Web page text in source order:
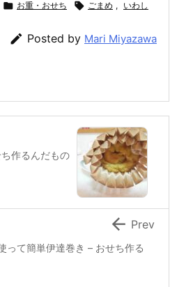
n
a
l
 お重・おせち  ごまめ , いわし
 Posted by Mari Miyazawa
作るんだもの
って簡単伊達巻き – おせち作る
 Prev